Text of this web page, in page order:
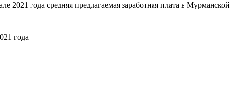
2021 года средняя предлагаемая заработная плата в Мурманской